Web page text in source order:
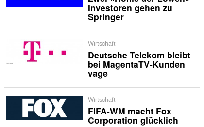
Investoren gehen zu
Springer
Wirtschaft
Deutsche Telekom bleibt
bei MagentaTV-Kunden
vage
Wirtschaft
FIFA-WM macht Fox
Corporation glücklich